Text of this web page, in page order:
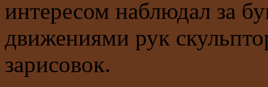
интересом наблюдал за
движениями рук
зарисовок.